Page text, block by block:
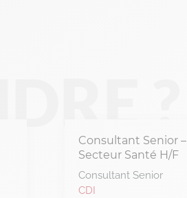
Consultant Senior –
Secteur Santé H/F
Consultant Senior
CDI